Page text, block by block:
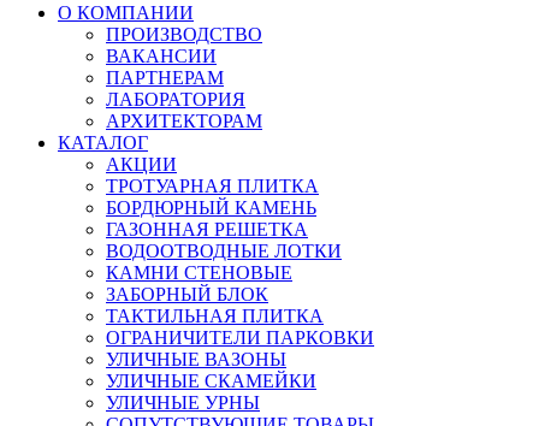
О КОМПАНИИ
ПРОИЗВОДСТВО
ВАКАНСИИ
ПАРТНЕРАМ
ЛАБОРАТОРИЯ
АРХИТЕКТОРАМ
КАТАЛОГ
АКЦИИ
ТРОТУАРНАЯ ПЛИТКА
БОРДЮРНЫЙ КАМЕНЬ
ГАЗОННАЯ РЕШЕТКА
ВОДООТВОДНЫЕ ЛОТКИ
КАМНИ СТЕНОВЫЕ
ЗАБОРНЫЙ БЛОК
ТАКТИЛЬНАЯ ПЛИТКА
ОГРАНИЧИТЕЛИ ПАРКОВКИ
УЛИЧНЫЕ ВАЗОНЫ
УЛИЧНЫЕ СКАМЕЙКИ
УЛИЧНЫЕ УРНЫ